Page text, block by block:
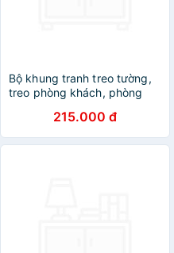
Bộ khung tranh treo tường,
treo phòng khách, phòng
cảnh biển - Tặng kèm khung
tranh và đinh treo tường -
TP162
215.000 đ